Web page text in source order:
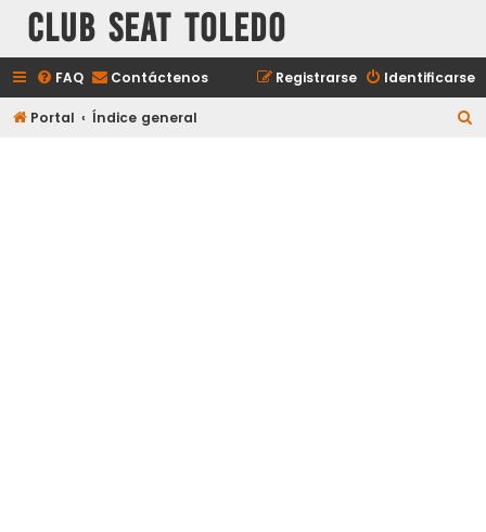
Club Seat Toledo
FAQ Contáctenos Identificarse
Registrarse
Portal Índice general